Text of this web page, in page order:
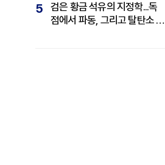
5
검은 황금 석유의 지정학...독
점에서 파동, 그리고 탈탄소 패